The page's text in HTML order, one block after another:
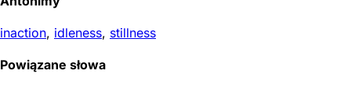
inaction, idleness, stillness
Powiązane słowa